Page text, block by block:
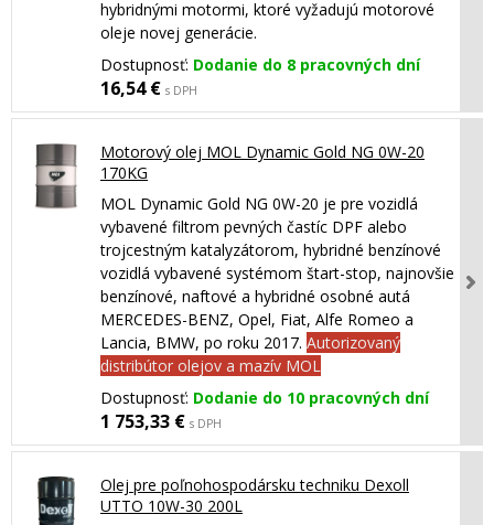
hybridnými motormi, ktoré vyžadujú motorové
oleje novej generácie.
Dostupnosť: Dodanie do 8 pracovných dní
16,54 € s DPH
Motorový olej MOL Dynamic Gold NG 0W-20
170KG
MOL Dynamic Gold NG 0W-20 je pre vozidlá
vybavené filtrom pevných častíc DPF alebo
trojcestným katalyzátorom, hybridné benzínové
vozidlá vybavené systémom štart-stop, najnovšie
benzínové, naftové a hybridné osobné autá
MERCEDES-BENZ, Opel, Fiat, Alfe Romeo a
Lancia, BMW, po roku 2017. Autorizovaný
distribútor olejov a mazív MOL
Dostupnosť: Dodanie do 10 pracovných dní
1 753,33 € s DPH
Olej pre poľnohospodársku techniku Dexoll
UTTO 10W-30 200L